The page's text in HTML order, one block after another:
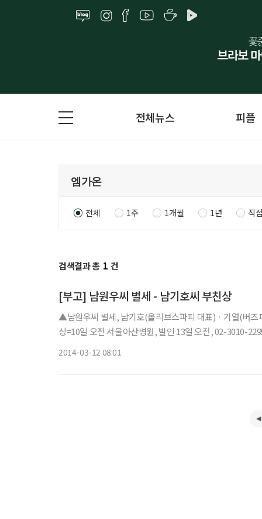
전체뉴스 피플
전체 1주 1개월 1년 직
검색결과 총 1 건
[부고] 남원우씨 별세 - 남기호씨 부친상
▲남원우씨 별세, 남기호(올리브스파피 대표)ㆍ기열(버즈
상=10일 오전 서울아산병원, 발인 13일 오전, 02-3010-
2014-03-12 08:01